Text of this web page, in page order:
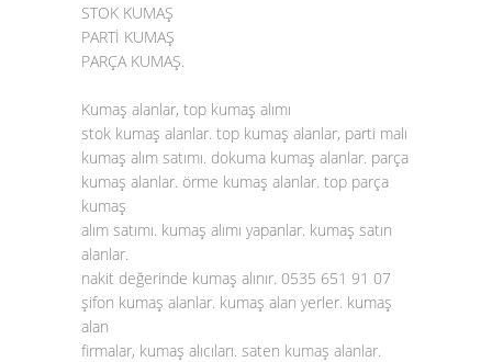
STOK KUMAŞ
PARTİ KUMAŞ
PARÇA KUMAŞ.
Kumaş alanlar, top kumaş alımı
stok kumaş alanlar. top kumaş alanlar, parti malı
kumaş alım satımı. dokuma kumaş alanlar. parça
kumaş alanlar. örme kumaş alanlar. top parça
kumaş
alım satımı. kumaş alımı yapanlar. kumaş satın
alanlar.
nakit değerinde kumaş alınır. 0535 651 91 07
şifon kumaş alanlar. kumaş alan yerler. kumaş
alan
firmalar, kumaş alıcıları. saten kumaş alanlar.